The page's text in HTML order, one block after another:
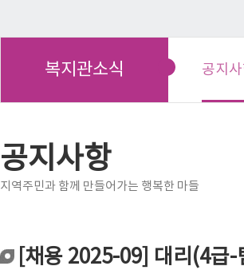
복지관소식 공지
공지사항
지역주민과 함께 만들어가는 행복한 마들
[채용 2025-09] 대리(4급-